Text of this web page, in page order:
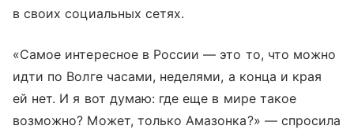
в своих социальных сетях.
«Самое интересное в России — это то, что можно
идти по Волге часами, неделями, а конца и края
ей нет. И я вот думаю: где еще в мире такое
возможно? Может, только Амазонка?» — спросила